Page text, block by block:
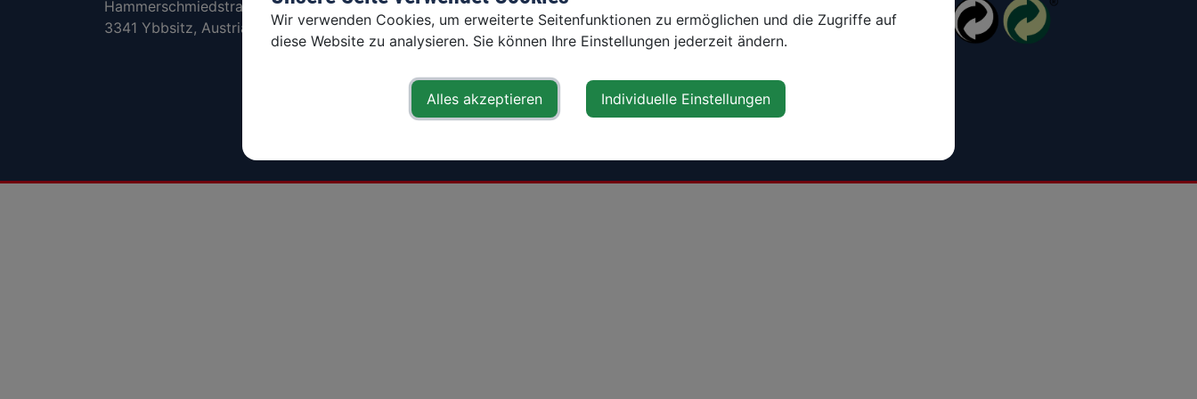
Hammerschmiedstraße 4
3341 Ybbsitz, Austria
www.sonneck.com
Fax: +43 7443 86 329 88
Datenschutz
Impressum
Wir verwenden Cookies, um erweiterte Seitenfunktionen zu ermöglichen und die Zugriffe auf
diese Website zu analysieren. Sie können Ihre Einstellungen jederzeit ändern.
Alles akzeptieren Individuelle Einstellungen